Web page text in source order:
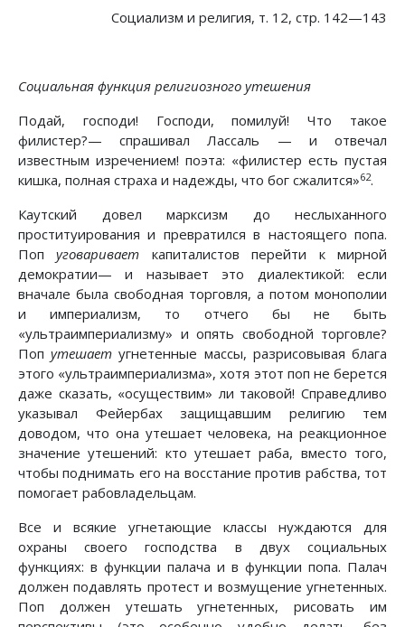
Социализм и религия, т. 12, стр. 142—143
Социальная функция религиозного утешения
Подай, господи! Господи, помилуй! Что такое
филистер?— спрашивал Лассаль — и отвечал
известным изречением! поэта: «филистер есть пустая
кишка, полная страха и надежды, что бог сжалится»62.
Каутский довел марксизм до неслыханного
проституирования и превратился в настоящего попа.
Попуговаривает капиталистов перейти к мирной
демократии— и называет это диалектикой: если
вначале была свободная торговля, а потом монополии
и империализм, то отчего бы не быть
«ультраимпериализму» и опять свободной торговле?
Попутешает угнетенные массы, разрисовывая блага
этого «ультраимпериализма», хотя этот поп не берется
даже сказать, «осуществим» ли таковой! Справедливо
указывал Фейербах защищавшим религию тем
доводом, что она утешает человека, на реакционное
значение утешений: кто утешает раба, вместо того,
чтобы поднимать его на восстание против рабства, тот
помогает рабовладельцам.
Все и всякие угнетающие классы нуждаются для
охраны своего господства в двух социальных
функциях: в функции палача и в функции попа. Палач
должен подавлять протест и возмущение угнетенных.
Поп должен утешать угнетенных, рисовать им